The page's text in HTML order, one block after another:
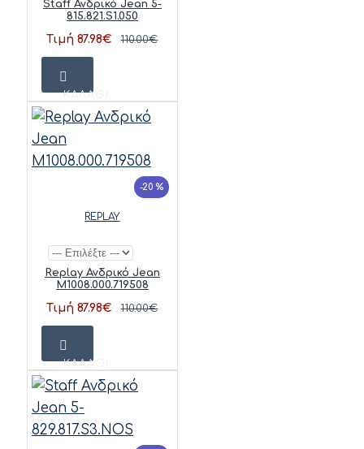
Staff Ανδρικό Jean 5-
815.821.S1.050
Τιμή 87.98€ 110.00€
ΚΑΛΆΘΙ
-20 %
REPLAY
Replay Ανδρικό Jean
M1008.000.719508
Τιμή 87.98€ 110.00€
ΚΑΛΆΘΙ